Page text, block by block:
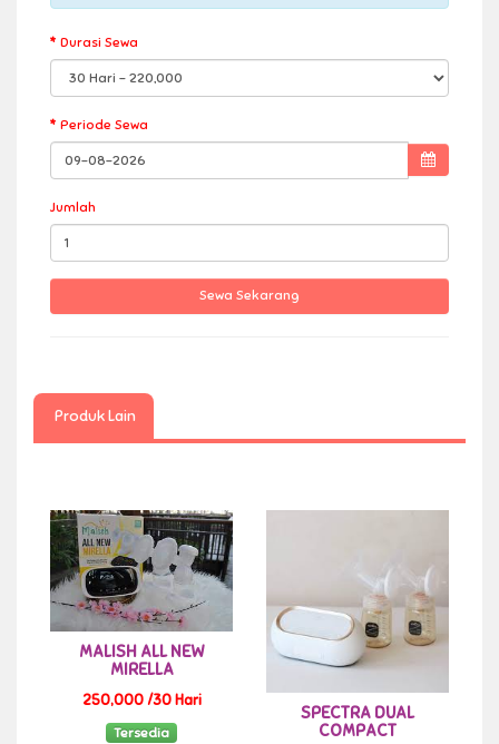
Durasi Sewa
Periode Sewa
Jumlah
Produk Lain
MALISH ALL NEW
MIRELLA
250,000 /30 Hari
Tersedia
SPECTRA DUAL
COMPACT